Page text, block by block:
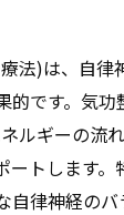
法)は、自律
的です。気
ルギーの流
ートします。
自律神経の